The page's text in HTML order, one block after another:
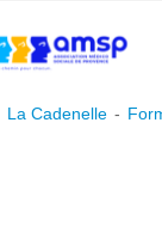
La Cadenelle -